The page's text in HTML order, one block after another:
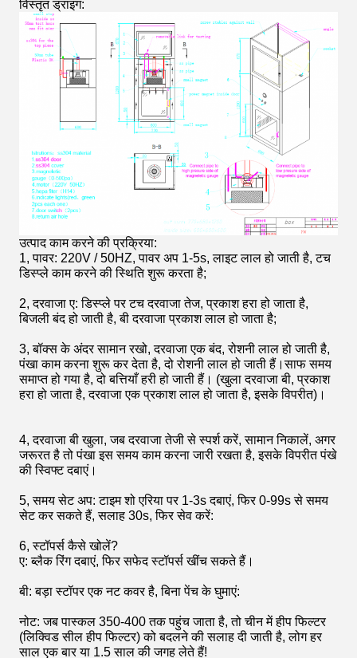
विस्तृत ड्राइंग:
उत्पाद काम करने की प्रक्रिया:
1, पावर: 220V / 50HZ, पावर अप 1-5s, लाइट लाल हो जाती है, टच
डिस्प्ले काम करने की स्थिति शुरू करता है;
2, दरवाजा ए: डिस्प्ले पर टच दरवाजा तेज, प्रकाश हरा हो जाता है,
बिजली बंद हो जाती है, बी दरवाजा प्रकाश लाल हो जाता है;
3, बॉक्स के अंदर सामान रखो, दरवाजा एक बंद, रोशनी लाल हो जाती है,
पंखा काम करना शुरू कर देता है, दो रोशनी लाल हो जाती हैं।साफ समय
समाप्त हो गया है, दो बत्तियाँ हरी हो जाती हैं। (खुला दरवाजा बी, प्रकाश
हरा हो जाता है, दरवाजा एक प्रकाश लाल हो जाता है, इसके विपरीत)।
4, दरवाजा बी खुला, जब दरवाजा तेजी से स्पर्श करें, सामान निकालें, अगर
जरूरत है तो पंखा इस समय काम करना जारी रखता है, इसके विपरीत पंखे
की स्विफ्ट दबाएं।
5, समय सेट अप: टाइम शो एरिया पर 1-3s दबाएं, फिर 0-99s से समय
सेट कर सकते हैं, सलाह 30s, फिर सेव करें:
6, स्टॉपर्स कैसे खोलें?
ए: ब्लैक रिंग दबाएं, फिर सफेद स्टॉपर्स खींच सकते हैं।
बी: बड़ा स्टॉपर एक नट कवर है, बिना पेंच के घुमाएं:
नोट: जब पास्कल 350-400 तक पहुंच जाता है, तो चीन में हीप फिल्टर
(लिक्विड सील हीप फिल्टर) को बदलने की सलाह दी जाती है, लोग हर
साल एक बार या 1.5 साल की जगह लेते हैं!